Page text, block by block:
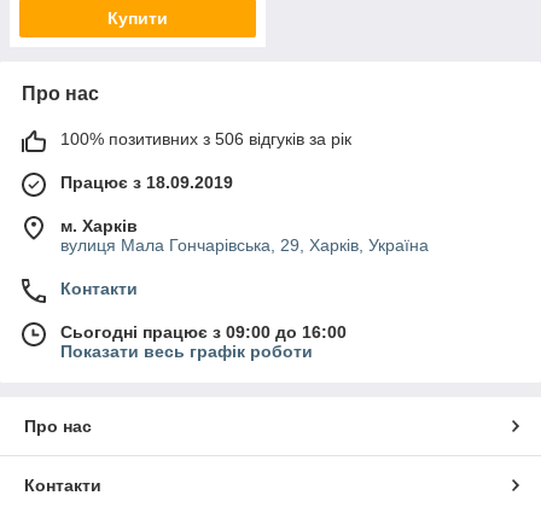
Купити
Про нас
100% позитивних з 506 відгуків за рік
Працює з 18.09.2019
м. Харків
вулиця Мала Гончарівська, 29, Харків, Україна
Контакти
Сьогодні працює з 09:00 до 16:00
Показати весь графік роботи
Про нас
Контакти